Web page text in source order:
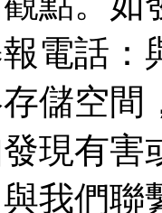
電話
儲空間
現有害
我們聯